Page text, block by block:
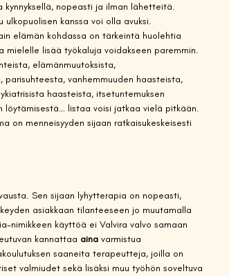
nopeasti ja ilman lähetteitä.
kanssa voi olla avuksi.
elämän kohdassa on tärkeintä huolehtia
mielelle lisää työkaluja voidakseen paremmin.
elämänmuutoksista,
parisuhteesta, vanhemmuuden haasteista,
haasteista, itsetuntemuksen
löytämisestä… listaa voisi jatkaa vielä pitkään.
on menneisyyden sijaan ratkaisukeskeisesti
Sen sijaan lyhytterapia on nopeasti,
asiakkaan tilanteeseen jo muutamalla
nimikkeen käyttöä ei Valvira valvo samaan
kannattaa aina varmistua
saaneita terapeutteja, joilla on
valmiudet sekä lisäksi muu työhön soveltuva